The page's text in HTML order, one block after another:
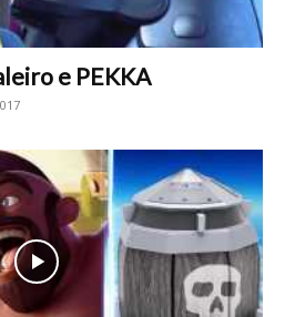
e PEKKA